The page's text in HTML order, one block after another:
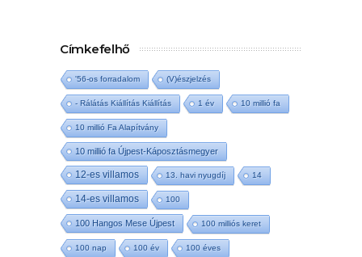
Címkefelhő
'56-os forradalom (V)észjelzés
- Rálátás Kiállítás Kiállítás 1 év 10 millió fa
10 millió Fa Alapítvány
10 millió fa Újpest-Káposztásmegyer
12-es villamos 13. havi nyugdíj 14
14-es villamos 100
100 Hangos Mese Újpest 100 milliós keret
100 nap 100 év 100 éves